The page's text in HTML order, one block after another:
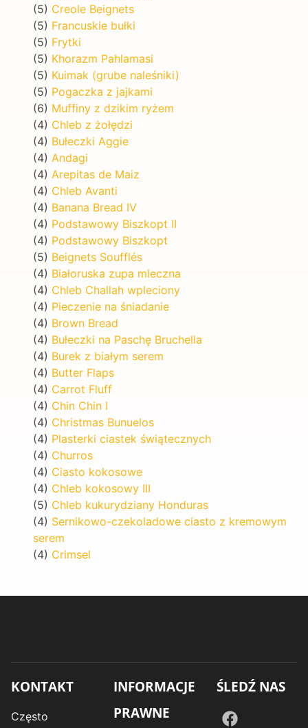
(5) Creole Beignets
(5) Francuskie bułki
(5) Frytki
(5) Khorazm Pahlamasi
(5) Kuimak (grube naleśniki)
(5) Pogaczka z jajkami
(6) Muffiny z dzikim ryżem
(4) Chleb z żołędzi
(4) Bułeczki Aggie
(4) Andagi
(4) Arepitas de Maiz
(4) Chleb Avanti
(4) Banana Bread IV
(4) Podstawowy Biszkopt II
(4) Podstawowy Biszkopt
(5) Beignets Soufflés
(4) Białoruska zupa mleczna
(4) Chleb Challah wpleciony
(4) Pieczenie na śniadanie
(4) Brown Bread
(4) Bułeczki na Paschę Bruchella
(4) Burek z białym serem
(4) Butter Flaps
(4) Carrot Fluff
(4) Chin Chin I
(4) Christmas Bunuelos
(4) Plasterki ciastek świątecznych
(4) Churros
(4) Ciasto kokosowe
(4) Chleb kokosowy III
(5) Chleb kukurydziany Honduras
(4) Sernikowo-czekoladowe ciasto z kremowym
serem
(4) Crimsel
KONTAKT
Często
INFORMACJE
PRAWNE
ŚLEDŹ NAS